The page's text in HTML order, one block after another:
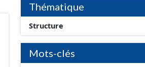
Thématique
Structure
Mots-clés